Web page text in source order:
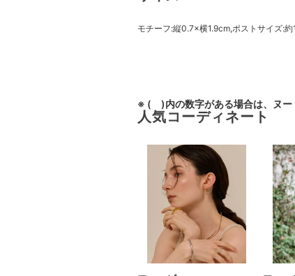
モチーフ:縦0.7×横1.9cm,ポストサイズ:約
※ ( )内の数字がある場合は、ヌー
人気コーディネート